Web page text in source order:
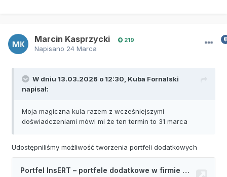
Marcin Kasprzycki 219
Napisano 24 Marca
W dniu 13.03.2026 o 12:30, Kuba Fornalski
napisał:
Moja magiczna kula razem z wcześniejszymi
doświadczeniami mówi mi że ten termin to 31 marca
Udostępniliśmy możliwość tworzenia portfeli dodatkowych